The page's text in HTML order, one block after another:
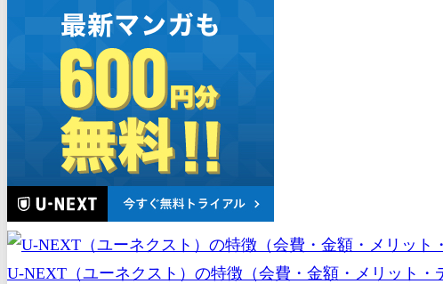
U-NEXT（ユーネクスト）の特徴（会費・金額・メリット・